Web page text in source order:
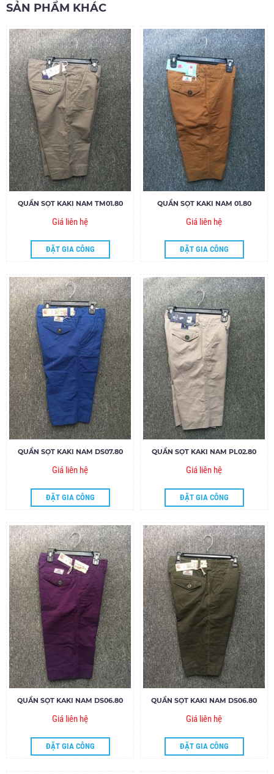
SẢN PHẨM KHÁC
QUẦN SỌT KAKI NAM TM01.80
Giá liên hệ
ĐẶT GIA CÔNG
QUẦN SỌT KAKI NAM 01.80
Giá liên hệ
ĐẶT GIA CÔNG
QUẦN SỌT KAKI NAM DS07.80
Giá liên hệ
ĐẶT GIA CÔNG
QUẦN SỌT KAKI NAM PL02.80
Giá liên hệ
ĐẶT GIA CÔNG
QUẦN SỌT KAKI NAM DS06.80
Giá liên hệ
ĐẶT GIA CÔNG
QUẦN SỌT KAKI NAM DS06.80
Giá liên hệ
ĐẶT GIA CÔNG